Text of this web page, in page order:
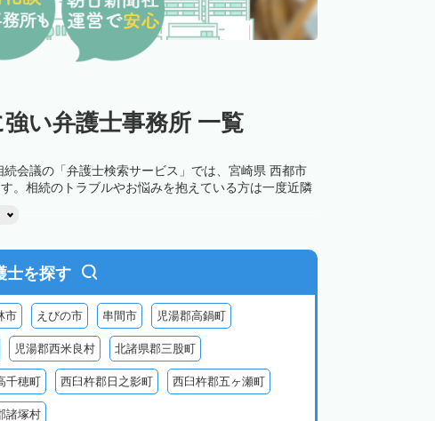
い弁護士事務所 一覧
会議の「弁護士検索サービス」では、宮崎県 西都市
。相続のトラブルやお悩みを抱えている方は一度近隣
士を探す
市 えびの市 串間市 児湯郡高鍋町
児湯郡西米良村 北諸県郡三股町
千穂町 西臼杵郡日之影町 西臼杵郡五ヶ瀬町
諸塚村